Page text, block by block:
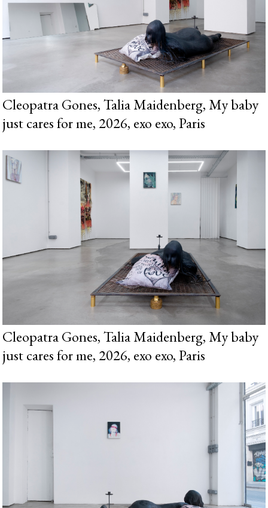
Cleopatra Gones, Talia Maidenberg, My baby
just cares for me, 2026, exo exo, Paris
Cleopatra Gones, Talia Maidenberg, My baby
just cares for me, 2026, exo exo, Paris